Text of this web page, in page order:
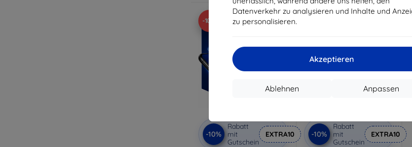
Datenverkehr zu analysieren und Inhalte und
zu personalisieren.
Akzeptieren
Anpassen
Ablehnen
Auf Lager 3 Stk. Auf Lager > 5 Stk.
-10%
-10%
Rabatt
mit
Gutschein
EXTRA10 -10%
Rabatt
mit
Gutschein
EXTRA10